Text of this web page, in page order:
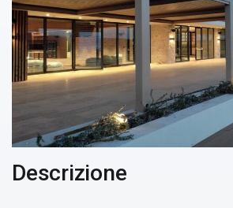
Descrizione